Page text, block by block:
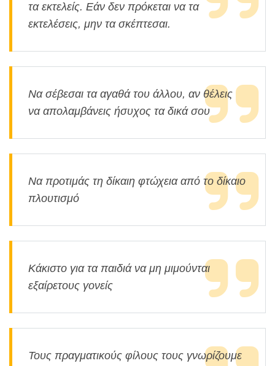
τα εκτελείς. Εάν δεν πρόκεται να τα
εκτελέσεις, μην τα σκέπτεσαι.
Να σέβεσαι τα αγαθά του άλλου, αν θέλεις
να απολαμβάνεις ήσυχος τα δικά σου
Να προτιμάς τη δίκαιη φτώχεια από το δίκαιο
πλουτισμό
Κάκιστο για τα παιδιά να μη μιμούνται
εξαίρετους γονείς
Τους πραγματικούς φίλους τους γνωρίζουμε